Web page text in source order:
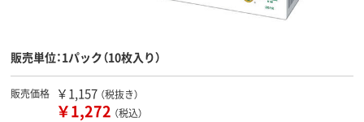
販売単位：1パック（10枚入り）
販売価格 ￥1,157 （税抜き）
￥1,272 （税込）